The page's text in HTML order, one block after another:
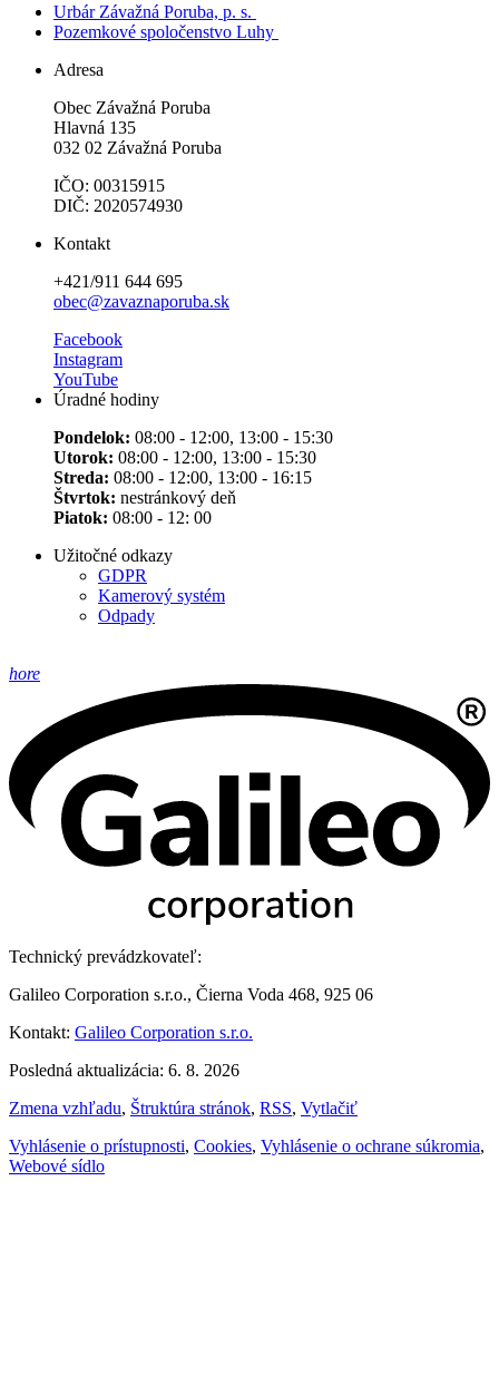
Urbár Závažná Poruba, p. s.
Pozemkové spoločenstvo Luhy
Adresa
Obec Závažná Poruba
Hlavná 135
032 02 Závažná Poruba
IČO: 00315915
DIČ: 2020574930
Kontakt
+421/911 644 695
obec@zavaznaporuba.sk
Facebook
Instagram
YouTube
Úradné hodiny
Pondelok: 08:00 - 12:00, 13:00 - 15:30
Utorok: 08:00 - 12:00, 13:00 - 15:30
Streda: 08:00 - 12:00, 13:00 - 16:15
Štvrtok: nestránkový deň
Piatok: 08:00 - 12: 00
Užitočné odkazy
GDPR
Kamerový systém
Odpady
hore
Technický prevádzkovateľ:
Galileo Corporation s.r.o., Čierna Voda 468, 925 06
Kontakt: Galileo Corporation s.r.o.
Posledná aktualizácia: 6. 8. 2026
Zmena vzhľadu, Štruktúra stránok, RSS, Vytlačiť
Vyhlásenie o prístupnosti, Cookies, Vyhlásenie o ochrane súkromia,
Webové sídlo